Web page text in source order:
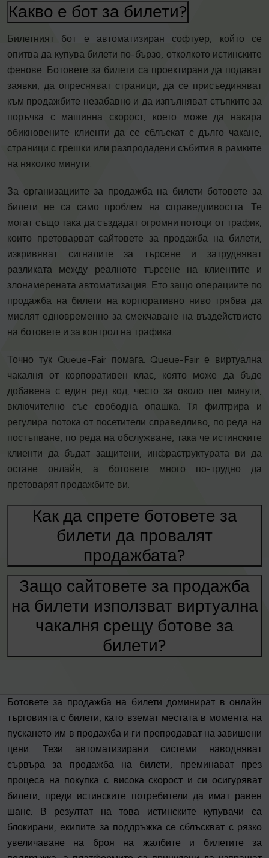
Какво е бот за билети?
Билетният бот е автоматизиран софтуер, който се
опитва да купува билети по-бързо, отколкото истинските
фенове. Ботовете за билети са проектирани да подават
заявки, да опресняват страници, да се присъединяват
към продажбите незабавно и да изпълняват стъпките за
поръчка с машинна скорост, което може да накара
обикновените клиенти да се сблъскат с дълго чакане,
страници с грешки или разпродадени събития в рамките
на няколко минути.
За организациите за продажба на билети ботовете за
билети не са само проблем на справедливостта. Те
могат също така да създадат огромни потоци от трафик,
които претоварват сайтовете за продажба на билети,
изкривяват сигналите за търсене и затрудняват
разликата между реалното търсене на клиентите и
злонамерената автоматизация. Ето защо операциите по
продажба на билети на корпоративно ниво трябва да
мислят едновременно за смекчаване на въздействието
на ботовете и за контрол на трафика.
Точно тук Queue-Fair помага. Queue-Fair е виртуална
чакалня от корпоративен клас, която може да бъде
добавена с един ред код, често за около пет минути,
включително със свободна опашка. Тя филтрира и
регулира потока от посетители справедливо, по реда на
постъпване, по реда на обслужване, така че истинските
клиенти да бъдат защитени, инфраструктурата ви да
остане онлайн, а ботовете много по-трудно да
претоварят продажбите ви.
Как да спрете ботовете за
билети да провалят
продажбата?
Защо сайтовете за продажба
на билети използват виртуална
чакалня срещу ботове за
билети?
Ботовете за продажба на билети доминират в онлайн
търговията с билети, като вземат местата в момента на
пускането им в продажба и ги препродават на завишени
цени. Тези автоматизирани системи наводняват
сървъра за продажба на билети, преминават през
процеса на покупка с висока скорост и си осигуряват
билети, преди истинските потребители да имат равен
шанс. В резултат на това истинските купувачи са
блокирани, екипите за поддръжка се сблъскват с рязко
увеличаване на броя на жалбите и билетите за